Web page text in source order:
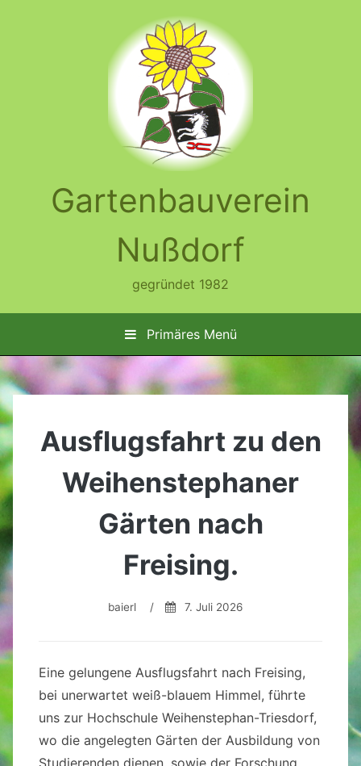
Gartenbauverein
Nußdorf
gegründet 1982
Primäres Menü
Ausflugsfahrt zu den
Weihenstephaner
Gärten nach
Freising.
baierl / 7. Juli 2026
Eine gelungene Ausflugsfahrt nach Freising,
bei unerwartet weiß-blauem Himmel, führte
uns zur Hochschule Weihenstephan-Triesdorf,
wo die angelegten Gärten der Ausbildung von
Studierenden dienen, sowie der Forschung